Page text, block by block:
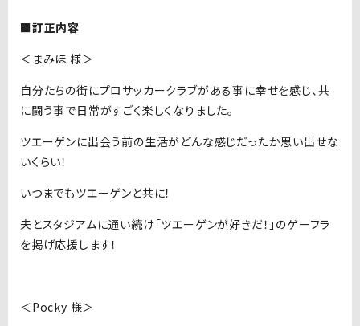
■訂正内容
＜まみほ 様＞
自分たちの街にプロサッカークラブがある事に幸せを感じ、共
に闘う事で日常がすごく楽しくなりました。
ツエーゲンに出会う前の生活がどんな感じだったか思い出せな
いくらい！
いつまでもツエーゲンと共に！
夫とスタジアムに通い続け「ツエーゲンが好きだ！」のゲーフラ
を掲げ応援します！
＜Pocky 様＞